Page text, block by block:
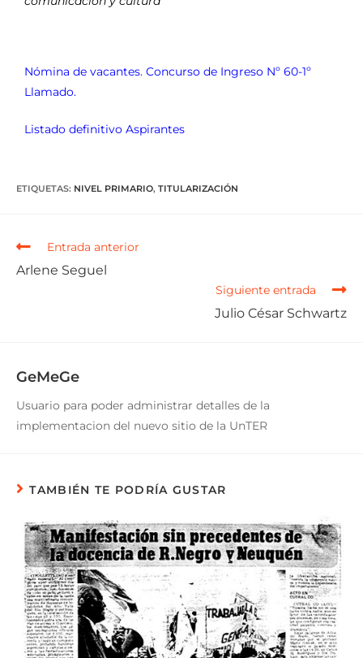
Nómina de vacantes. Concurso de Ingreso Nº 60-1º
Llamado.
Listado definitivo Aspirantes
ETIQUETAS: NIVEL PRIMARIO, TITULARIZACIÓN
Entrada anterior
Arlene Seguel
Siguiente entrada
Julio César Schwartz
GeMeGe
Usuario para poder administrar detalles de la
implementacion del nuevo sitio de la UnTER
TAMBIÉN TE PODRÍA GUSTAR